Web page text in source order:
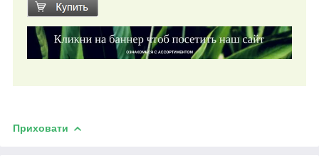
Приховати